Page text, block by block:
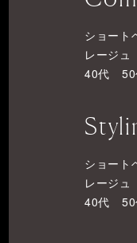
ショー
レージ
40代 50
ショー
レージ
40代 50